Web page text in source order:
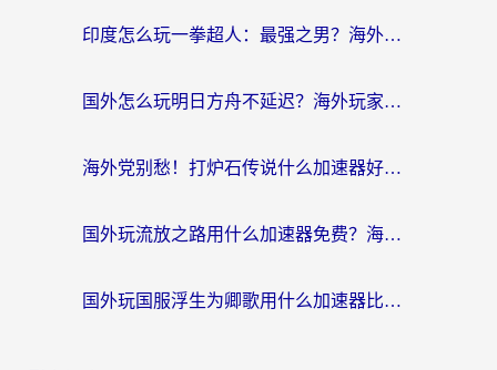
印度怎么玩一拳超人：最强之男？海外党国服游戏加速避坑指南
国外怎么玩明日方舟不延迟？海外玩家国服游戏加速终极指南（附DNF梦幻诛仙解决方案）
海外党别愁！打炉石传说什么加速器好用？3个实用技巧解决国服游戏卡顿
国外玩流放之路用什么加速器免费？海外党亲测有效的国服游戏加速指南
国外玩国服浮生为卿歌用什么加速器比较好？海外党亲测不踩坑指南